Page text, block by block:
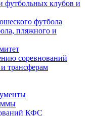
футбольных клубов и
футбола
пляжного и
соревнований
трансферам
КФС